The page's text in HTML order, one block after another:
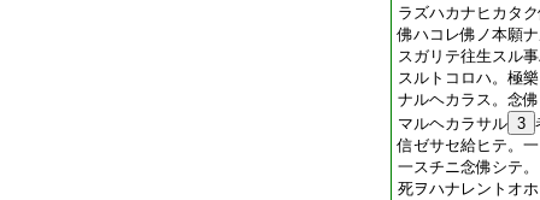
ラズハカナヒカタ
佛ハコレ佛ノ本願
スガリテ往生スル
スルトコロハ。極
ナルヘカラス。念
マルヘカラサル 3
信ゼサセ給ヒテ。
一スチニ念佛シテ
死ヲハナレントオ